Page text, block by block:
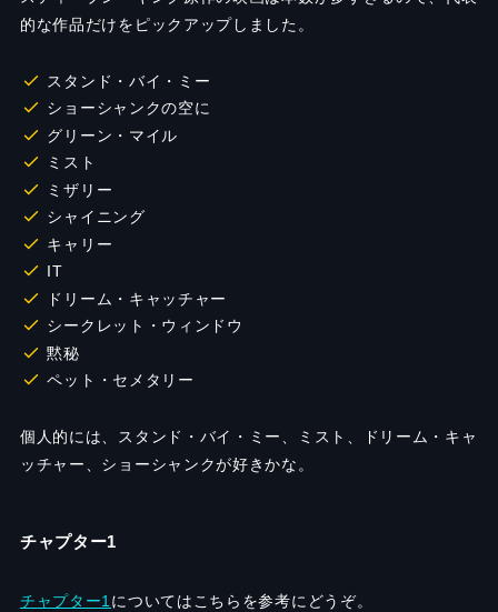
的な作品だけをピックアップしました。
スタンド・バイ・ミー
ショーシャンクの空に
グリーン・マイル
ミスト
ミザリー
シャイニング
キャリー
IT
ドリーム・キャッチャー
シークレット・ウィンドウ
黙秘
ペット・セメタリー
個人的には、スタンド・バイ・ミー、ミスト、ドリーム・キャ
ッチャー、ショーシャンクが好きかな。
チャプター1
チャプター1 についてはこちらを参考にどうぞ。